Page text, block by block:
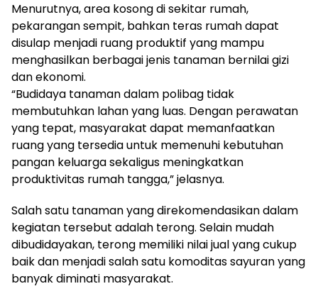
Menurutnya, area kosong di sekitar rumah,
pekarangan sempit, bahkan teras rumah dapat
disulap menjadi ruang produktif yang mampu
menghasilkan berbagai jenis tanaman bernilai gizi
dan ekonomi.
“Budidaya tanaman dalam polibag tidak
membutuhkan lahan yang luas. Dengan perawatan
yang tepat, masyarakat dapat memanfaatkan
ruang yang tersedia untuk memenuhi kebutuhan
pangan keluarga sekaligus meningkatkan
produktivitas rumah tangga,” jelasnya.
Salah satu tanaman yang direkomendasikan dalam
kegiatan tersebut adalah terong. Selain mudah
dibudidayakan, terong memiliki nilai jual yang cukup
baik dan menjadi salah satu komoditas sayuran yang
banyak diminati masyarakat.